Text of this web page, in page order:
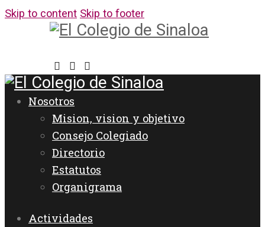
Skip to content Skip to footer
Nosotros
Mision, vision y objetivo
Consejo Colegiado
Directorio
Estatutos
Organigrama
Actividades